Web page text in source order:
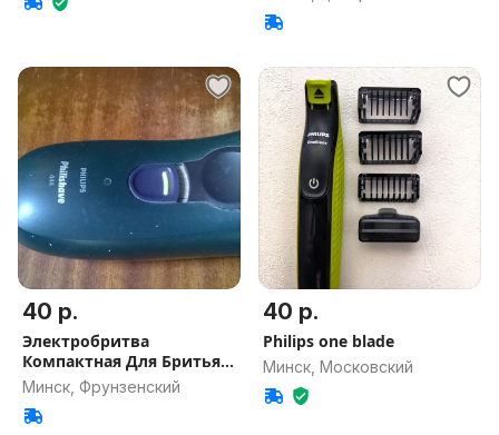
40 р.
Электробритва
Компактная Для Бритья
Philips HQ 444
Минск, Фрунзенский
40 р.
Philips one blade
Минск, Московский